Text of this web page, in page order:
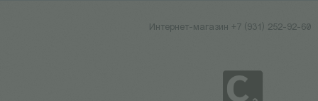
Интернет-магазин +7 (931) 252-92-60